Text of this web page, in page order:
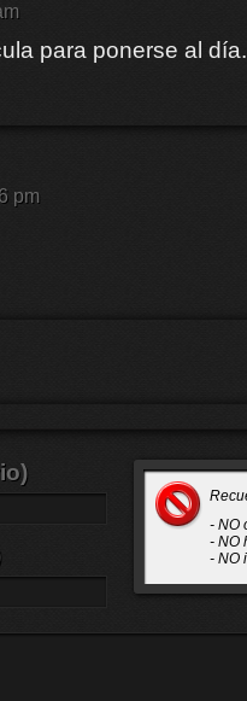
para ponerse al día.
pm
- NO
- NO
- NO